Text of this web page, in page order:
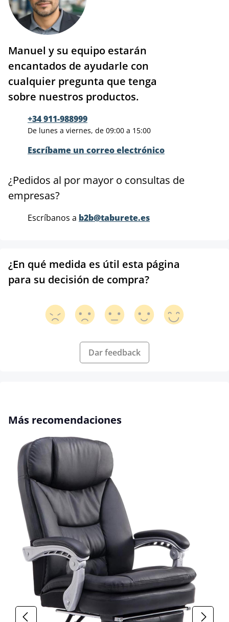
Manuel y su equipo estarán
encantados de ayudarle con
cualquier pregunta que tenga
sobre nuestros productos.
+34 911-988999
De lunes a viernes, de 09:00 a 15:00
Escríbame un correo electrónico
¿Pedidos al por mayor o consultas de
empresas?
Escríbanos a b2b@taburete.es
¿En qué medida es útil esta página
para su decisión de compra?
Dar feedback
Omitir la galería de productos
Más recomendaciones